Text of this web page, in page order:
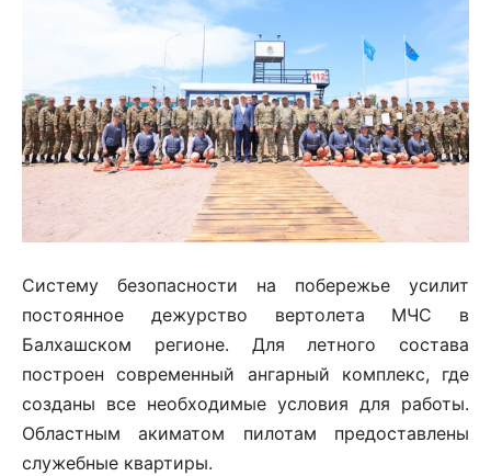
Систему безопасности на побережье усилит
постоянное дежурство вертолета МЧС в
Балхашском регионе. Для летного состава
построен современный ангарный комплекс, где
созданы все необходимые условия для работы.
Областным акиматом пилотам предоставлены
служебные квартиры.